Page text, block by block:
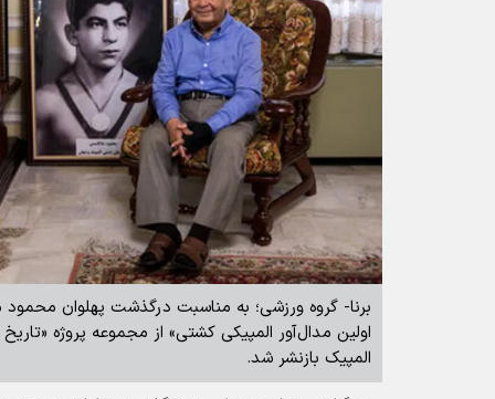
برنا- گروه ورزشی؛ به مناسبت درگذشت پهلوان
اولین مدال‌آور المپیکی کشتی» از مجموعه پروژه
المپیک بازنشر شد.